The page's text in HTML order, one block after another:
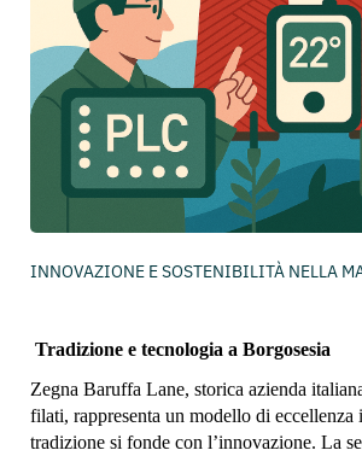
INNOVAZIONE E SOSTENIBILITÀ NELLA
Tradizione e tecnologia a Borgosesia
Zegna Baruffa Lane, storica azienda
filati, rappresenta un modello di eccellenza
tradizione si fonde con l’innovazione. La